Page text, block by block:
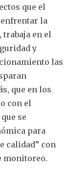
que el
la
trabaja en el
y
las
que en los
con el
se
para
calidad” con
monitoreo.